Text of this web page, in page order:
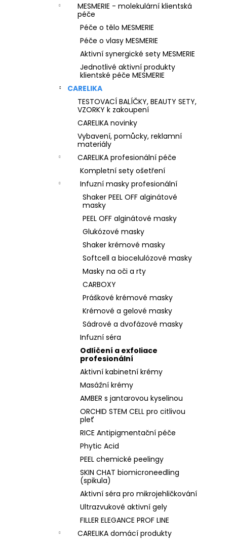
MESMERIE - molekulární klientská
péče
Péče o tělo MESMERIE
Péče o vlasy MESMERIE
Aktivní synergické sety MESMERIE
Jednotlivé aktivní produkty
klientské péče MESMERIE
CARELIKA
TESTOVACÍ BALÍČKY, BEAUTY SETY,
VZORKY k zakoupení
CARELIKA novinky
Vybavení, pomůcky, reklamní
materiály
CARELIKA profesionální péče
Kompletní sety ošetření
Infuzní masky profesionální
Shaker PEEL OFF alginátové
masky
PEEL OFF alginátové masky
Glukózové masky
Shaker krémové masky
Softcell a biocelulózové masky
Masky na oči a rty
CARBOXY
Práškové krémové masky
Krémové a gelové masky
Sádrové a dvofázové masky
Infuzní séra
Odlíčení a exfoliace
profesionální
Aktivní kabinetní krémy
Masážní krémy
AMBER s jantarovou kyselinou
ORCHID STEM CELL pro citlivou
pleť
RICE Antipigmentační péče
Phytic Acid
PEEL chemické peelingy
SKIN CHAT biomicroneedling
(spikula)
Aktivní séra pro mikrojehličkování
Ultrazvukové aktivní gely
FILLER ELEGANCE PROF LINE
CARELIKA domácí produkty